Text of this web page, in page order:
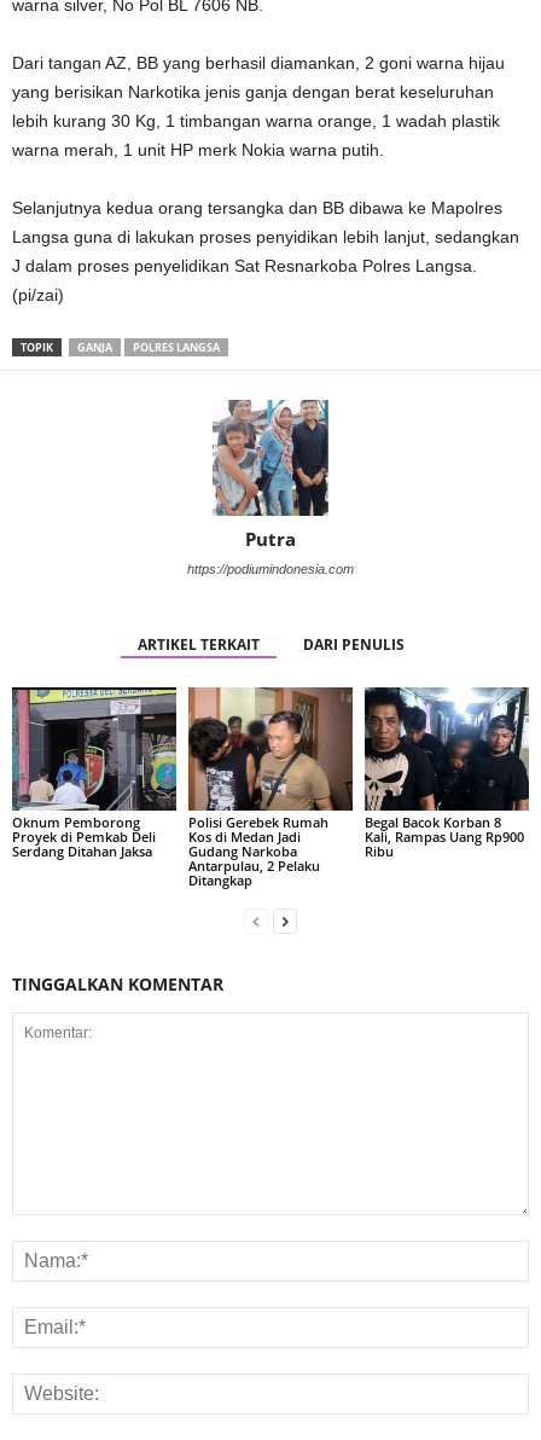
warna silver, No Pol BL 7606 NB.
Dari tangan AZ, BB yang berhasil diamankan, 2 goni warna hijau
yang berisikan Narkotika jenis ganja dengan berat keseluruhan
lebih kurang 30 Kg, 1 timbangan warna orange, 1 wadah plastik
warna merah, 1 unit HP merk Nokia warna putih.
Selanjutnya kedua orang tersangka dan BB dibawa ke Mapolres
Langsa guna di lakukan proses penyidikan lebih lanjut, sedangkan
J dalam proses penyelidikan Sat Resnarkoba Polres Langsa.
(pi/zai)
TOPIK GANJA POLRES LANGSA
Putra
https://podiumindonesia.com
ARTIKEL TERKAIT DARI PENULIS
Oknum Pemborong
Proyek di Pemkab Deli
Serdang Ditahan Jaksa
Polisi Gerebek Rumah
Kos di Medan Jadi
Gudang Narkoba
Antarpulau, 2 Pelaku
Ditangkap
Begal Bacok Korban 8
Kali, Rampas Uang Rp900
Ribu
TINGGALKAN KOMENTAR